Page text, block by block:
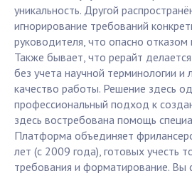
уникальность. Другой
игнорирование требований
руководителя, что опасно отказом
Также бывает, что рерайт
без учета научной терминологии и
качество работы. Решение здесь
профессиональный подход к
здесь востребована помощь
Платформа объединяет
лет (с 2009 года), готовых учесть
требования и форматирование.